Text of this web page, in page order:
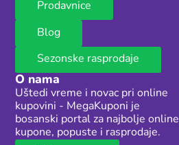
Prodavnice
Blog
Sezonske rasprodaje
O nama
Uštedi vreme i novac pri online
kupovini - MegaKuponi je
bosanski portal za najbolje online
kupone, popuste i rasprodaje.